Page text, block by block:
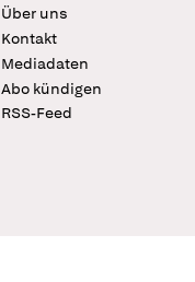
Über uns
Kontakt
Mediadaten
Abo kündigen
RSS-Feed